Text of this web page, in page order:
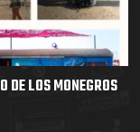
DE LOS MONEGROS